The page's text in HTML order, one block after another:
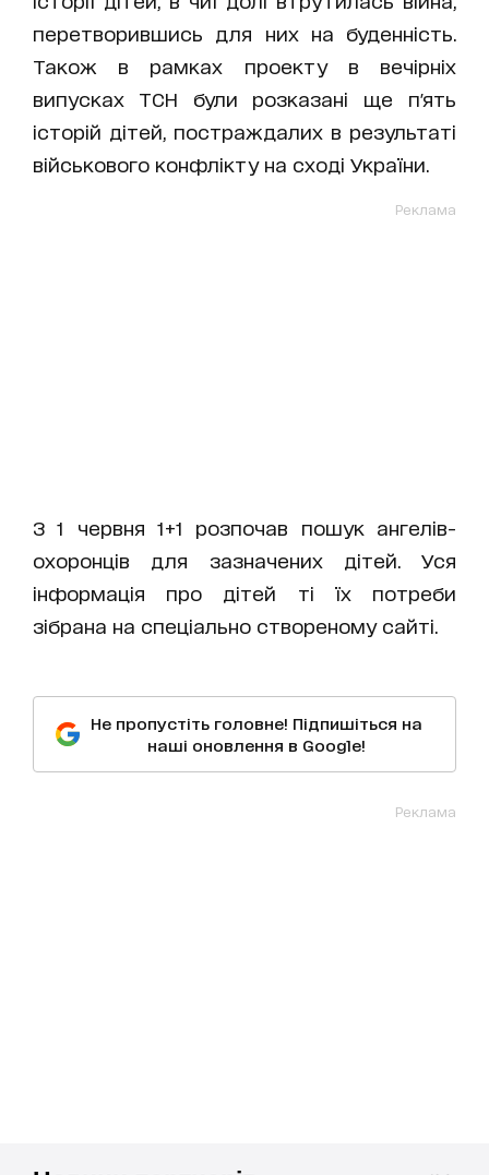
перетворившись для них на буденність.
Також в рамках проекту в вечірніх
випусках ТСН були розказані ще п'ять
історій дітей, постраждалих в результаті
військового конфлікту на сході України.
Реклама
З 1 червня 1+1 розпочав пошук ангелів-
охоронців для зазначених дітей. Уся
інформація про дітей ті їх потреби
зібрана на спеціально створеному сайті.
Не пропустіть головне! Підпишіться на
наші оновлення в Google!
Реклама